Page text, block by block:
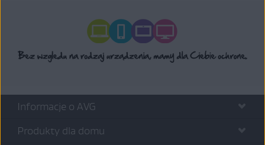
Informacje o AVG
Produkty dla domu